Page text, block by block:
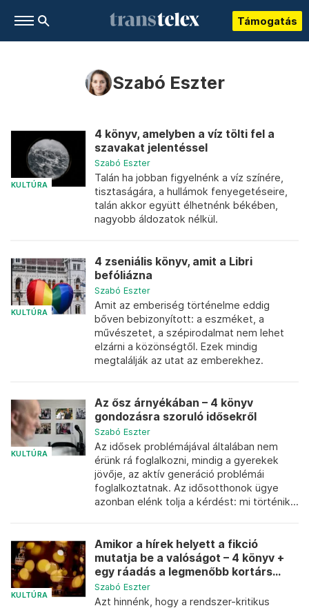
Támogatás
Szabó Eszter
KULTÚRA
4 könyv, amelyben a víz tölti fel a
szavakat jelentéssel
Szabó Eszter
Talán ha jobban figyelnénk a víz színére,
tisztaságára, a hullámok fenyegetéseire,
talán akkor együtt élhetnénk békében,
nagyobb áldozatok nélkül.
KULTÚRA
4 zseniális könyv, amit a Libri
befóliázna
Szabó Eszter
Amit az emberiség történelme eddig
bőven bebizonyított: a eszméket, a
művészetet, a szépirodalmat nem lehet
elzárni a közönségtől. Ezek mindig
megtalálják az utat az emberekhez.
KULTÚRA
Az ősz árnyékában – 4 könyv
gondozásra szoruló idősekről
Szabó Eszter
Az idősek problémájával általában nem
érünk rá foglalkozni, mindig a gyerekek
jövője, az aktív generáció problémái
foglalkoztatnak. Az idősotthonok ügye
azonban elénk tolja a kérdést: mi történik...
KULTÚRA
Amikor a hírek helyett a fikció
mutatja be a valóságot – 4 könyv +
egy ráadás a legmenőbb kortárs...
Szabó Eszter
Azt hinnénk, hogy a rendszer-kritikus